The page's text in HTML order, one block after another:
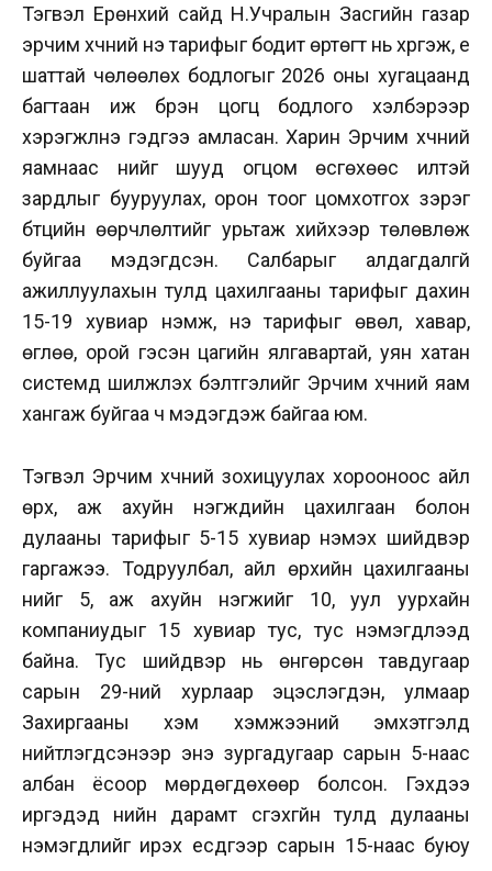
Тэгвэл Ерөнхий сайд Н.Учралын Засгийн газар
эрчим хүчний үнэ тарифыг бодит өртөгт нь хүргэж, үе
шаттай чөлөөлөх бодлогыг 2026 оны хугацаанд
багтаан иж бүрэн цогц бодлого хэлбэрээр
хэрэгжүүлнэ гэдгээ амласан. Харин Эрчим хүчний
яамнаас үнийг шууд огцом өсгөхөөс илүүтэй
зардлыг бууруулах, орон тоог цомхотгох зэрэг
бүтцийн өөрчлөлтийг урьтаж хийхээр төлөвлөж
буйгаа мэдэгдсэн. Салбарыг алдагдалгүй
ажиллуулахын тулд цахилгааны тарифыг дахин
15-19 хувиар нэмж, үнэ тарифыг өвөл, хавар,
өглөө, орой гэсэн цагийн ялгавартай, уян хатан
системд шилжүүлэх бэлтгэлийг Эрчим хүчний яам
хангаж буйгаа ч мэдэгдэж байгаа юм.
Тэгвэл Эрчим хүчний зохицуулах хорооноос айл
өрх, аж ахуйн нэгжүүдийн цахилгаан болон
дулааны тарифыг 5-15 хувиар нэмэх шийдвэр
гаргажээ. Тодруулбал, айл өрхийн цахилгааны
үнийг 5, аж ахуйн нэгжийг 10, уул уурхайн
компаниудыг 15 хувиар тус, тус нэмэгдүүлээд
байна. Тус шийдвэр нь өнгөрсөн тавдугаар
сарын 29-ний хурлаар эцэслэгдэн, улмаар
Захиргааны хэм хэмжээний эмхэтгэлд
нийтлэгдсэнээр энэ зургадугаар сарын 5-наас
албан ёсоор мөрдөгдөхөөр болсон. Гэхдээ
иргэдэд үнийн дарамт үүсгэхгүйн тулд дулааны
нэмэгдлийг ирэх есдүгээр сарын 15-наас буюу